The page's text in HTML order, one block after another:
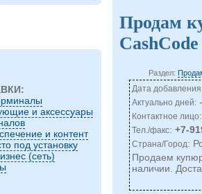
и аксессуары
и контент
под установку
(сеть)
Продам
Раздел:
Дата
Актуально дней:-
Контактное лицо
Тел./факс: +7-
Страна/Город:
Продаем
наличии.